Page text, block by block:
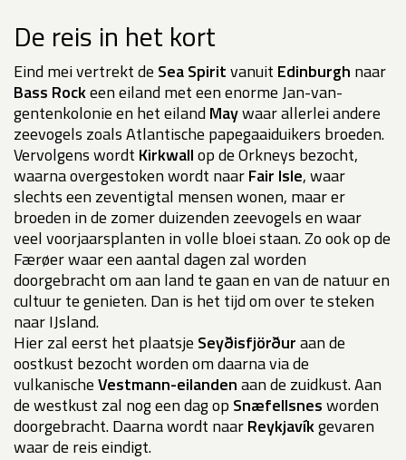
De reis in het kort
Eind mei vertrekt de Sea Spiritvanuit Edinburgh naar
Bass Rockeen eiland met een enorme Jan-van-
gentenkolonieen het eiland Maywaar allerlei andere
zeevogels zoals Atlantische papegaaiduikers broeden.
Vervolgens wordt Kirkwallop de Orkneys bezocht,
waarna overgestoken wordt naarFair Isle, waar
slechts een zeventigtal mensen wonen, maar er
broeden in de zomer duizenden zeevogels en waar
veel voorjaarsplanten in volle bloei staan. Zo ook op de
Færøer waar een aantal dagen zal worden
doorgebracht om aan land te gaan en van de natuur en
cultuur te genieten. Dan is het tijd om over te steken
naar IJsland.
Hier zal eerst het plaatsje Seyðisfjörðuraan de
oostkust bezocht worden om daarna via de
vulkanischeVestmann-eilandenaan de zuidkust. Aan
de westkust zal nog een dag op Snæfellsnesworden
doorgebracht. Daarna wordt naarReykjavíkgevaren
waar de reis eindigt.